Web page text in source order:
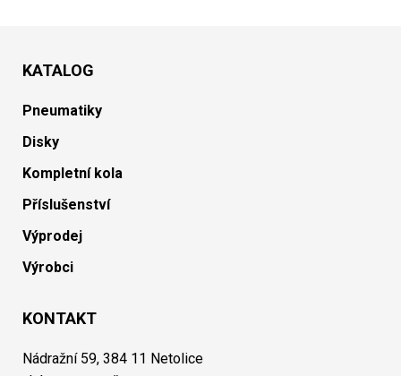
KATALOG
Pneumatiky
Disky
Kompletní kola
Příslušenství
Výprodej
Výrobci
KONTAKT
Nádražní 59, 384 11 Netolice